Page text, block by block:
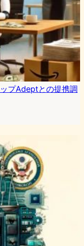
プAdeptとの提携調